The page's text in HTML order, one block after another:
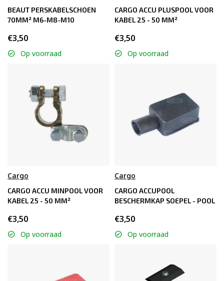
BEAUT PERSKABELSCHOEN
70MM² M6-M8-M10
€3,50
Op voorraad
CARGO ACCU PLUSPOOL VOOR
KABEL 25 - 50 MM²
€3,50
Op voorraad
Cargo
CARGO ACCU MINPOOL VOOR
KABEL 25 - 50 MM²
€3,50
Op voorraad
Cargo
CARGO ACCUPOOL
BESCHERMKAP SOEPEL - POOL
€3,50
Op voorraad